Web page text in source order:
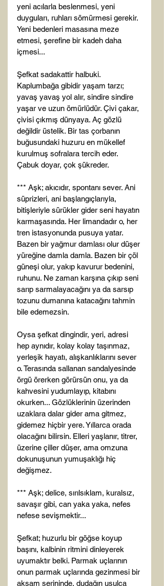
yeni acılarla beslenmesi, yeni
duyguları, ruhları sömürmesi gerekir.
Yeni bedenleri masasına meze
etmesi, şerefine bir kadeh daha
içmesi...
Şefkat sadakattir halbuki.
Kaplumbağa gibidir yaşam tarzı;
yavaş yavaş yol alır, sindire sindire
yaşar ve uzun ömürlüdür. Çivi çakar,
çivisi çıkmış dünyaya. Aç gözlü
değildir üstelik. Bir tas çorbanın
buğusundaki huzuru en mükellef
kurulmuş sofralara tercih eder.
Çabuk doyar, çok şükreder.
*** Aşk; akıcıdır, spontanı sever. Ani
süprizleri, ani başlangıçlarıyla,
bitişleriyle sürükler gider seni hayatın
karmaşasında. Her limandadır o, her
tren istasyonunda pusuya yatar.
Bazen bir yağmur damlası olur düşer
yüreğine damla damla. Bazen bir çöl
güneşi olur, yakıp kavurur bedenini,
ruhunu. Ne zaman karşına çıkıp seni
sarıp sarmalayacağını ya da sarsıp
tozunu dumanına katacağını tahmin
bile edemezsin.
Oysa şefkat dingindir, yeri, adresi
hep aynıdır, kolay kolay taşınmaz,
yerleşik hayatı, alışkanlıklarını sever
o. Terasında sallanan sandalyesinde
örgü örerken görürsün onu, ya da
kahvesini yudumlayıp, kitabını
okurken... Gözlüklerinin üzerinden
uzaklara dalar gider ama gitmez,
gidemez hiçbir yere. Yıllarca orada
olacağını bilirsin. Elleri yaşlanır, titrer,
üzerine çiller düşer, ama omzuna
dokunuşunun yumuşaklığı hiç
değişmez.
*** Aşk; delice, sırılsıklam, kuralsız,
savaşır gibi, can yaka yaka, nefes
nefese sevişmektir...
Şefkat; huzurlu bir göğse koyup
başını, kalbinin ritmini dinleyerek
uyumaktır belki. Parmak uçlarının
onun parmak uçlarında gezinmesi bir
akşam serininde, dudağın usulca